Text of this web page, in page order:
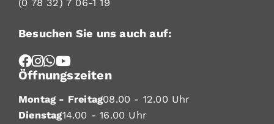
(0 78 32) 7 06-1 19
Besuchen Sie uns auch auf:
Öffnungszeiten
Montag - Freitag08.00 - 12.00 Uhr
Dienstag14.00 - 16.00 Uhr